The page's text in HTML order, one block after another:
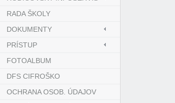
RADA ŠKOLY
DOKUMENTY
PRÍSTUP
FOTOALBUM
DFS CIFROŠKO
OCHRANA OSOB. ÚDAJOV